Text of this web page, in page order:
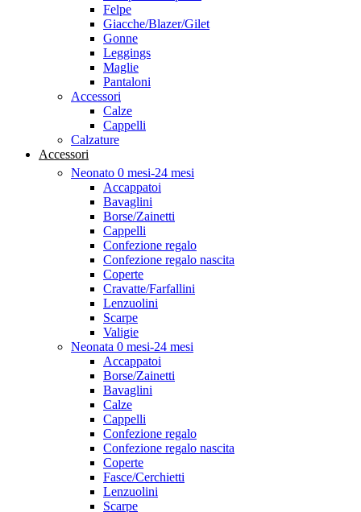
Felpe
Giacche/Blazer/Gilet
Gonne
Leggings
Maglie
Pantaloni
Accessori
Calze
Cappelli
Calzature
Accessori
Neonato 0 mesi-24 mesi
Accappatoi
Bavaglini
Borse/Zainetti
Cappelli
Confezione regalo
Confezione regalo nascita
Coperte
Cravatte/Farfallini
Lenzuolini
Scarpe
Valigie
Neonata 0 mesi-24 mesi
Accappatoi
Borse/Zainetti
Bavaglini
Calze
Cappelli
Confezione regalo
Confezione regalo nascita
Coperte
Fasce/Cerchietti
Lenzuolini
Scarpe